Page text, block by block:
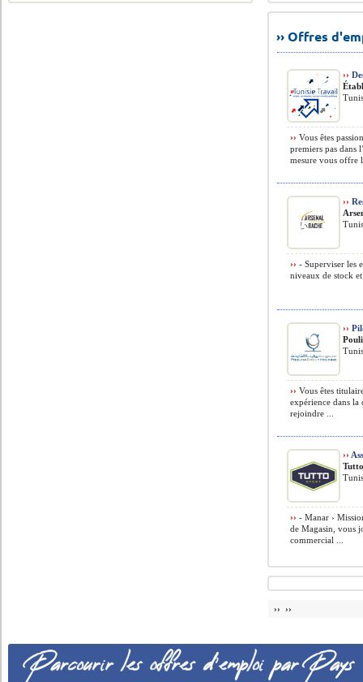
›› Offres
››
›› Vous êtes
premiers pas dans
mesure vous offre
››
›› - Superviser les
niveaux de stock
››
›› Vous êtes
expérience dans la
rejoindre ...
››
›› - Manar ›
de Magasin, vous
commercial ...
›› ››